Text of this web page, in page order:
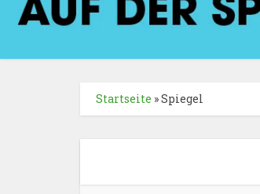
Startseite »Spiegel